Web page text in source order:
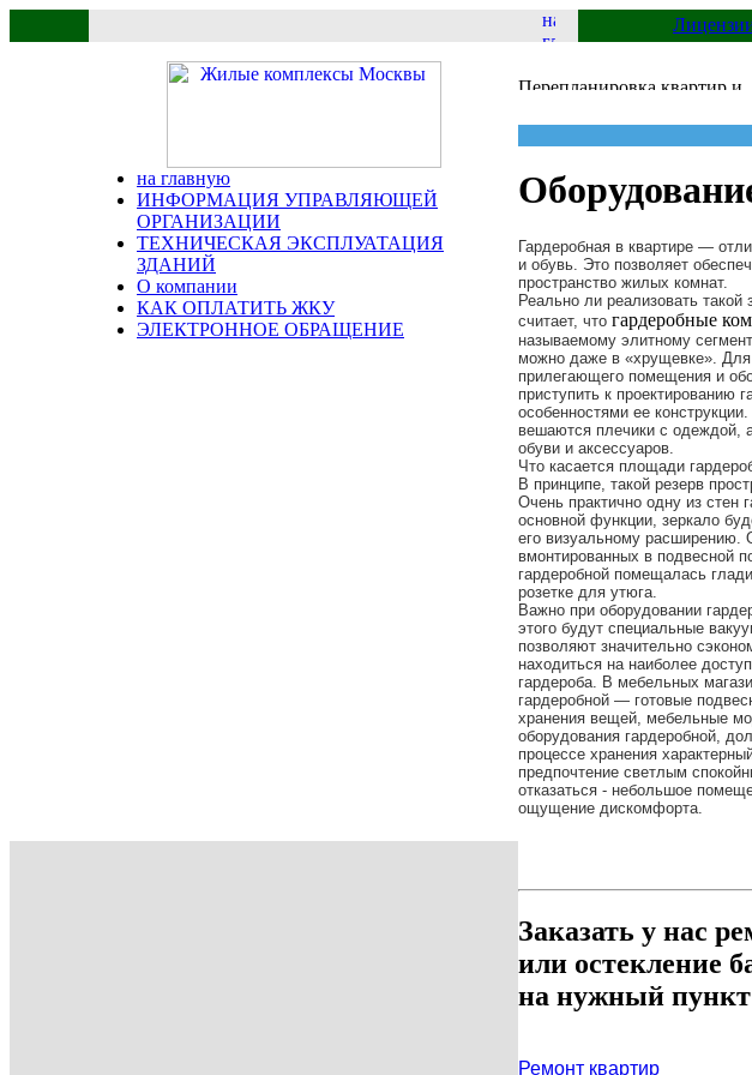
на главную
ИНФОРМАЦИЯ УПРАВЛЯЮЩЕЙ
ОРГАНИЗАЦИИ
ТЕХНИЧЕСКАЯ ЭКСПЛУАТАЦИЯ
ЗДАНИЙ
О компании
КАК ОПЛАТИТЬ ЖКУ
ЭЛЕКТРОННОЕ ОБРАЩЕНИЕ
Гардеробная в квартире —
и обувь. Это позволяет
пространство жилых комнат.
Реально ли реализовать
считает, что гардеробные
называемому элитному
можно даже в «хрущевке». Для
прилегающего помещения и
приступить к проектированию
особенностями ее
вешаются плечики с одеждой,
обуви и аксессуаров.
Что касается площади
В принципе, такой резерв
Очень практично одну из стен
основной функции, зеркало
его визуальному расширению.
вмонтированных в подвесной
гардеробной помещалась
розетке для утюга.
Важно при оборудовании
этого будут специальные
позволяют значительно
находиться на наиболее
гардероба. В мебельных
гардеробной — готовые
хранения вещей, мебельные
оборудования гардеробной,
процессе хранения
предпочтение светлым
отказаться - небольшое
ощущение дискомфорта.
Заказать у нас
или остекление
на нужный
Ремонт квартир